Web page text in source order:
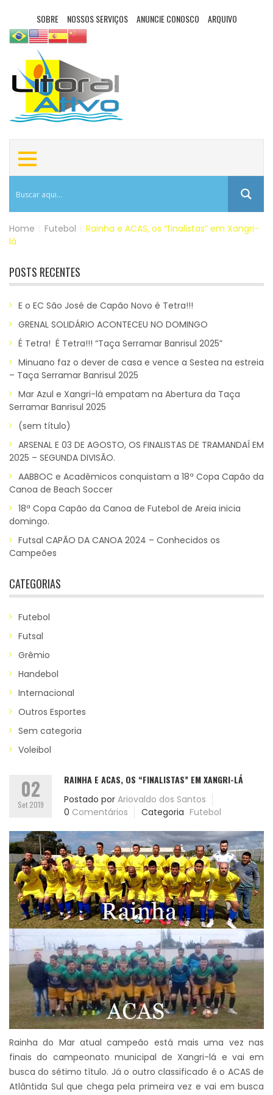
SOBRE NOSSOS SERVIÇOS ANUNCIE CONOSCO ARQUIVO
Home Futebol
Rainha e ACAS, os “finalistas” em Xangri-
lá
POSTS RECENTES
E o EC São José de Capão Novo é Tetra!!!
GRENAL SOLIDÁRIO ACONTECEU NO DOMINGO
É Tetra! É Tetra!!! “Taça Serramar Banrisul 2025”
Minuano faz o dever de casa e vence a Sestea na estreia
– Taça Serramar Banrisul 2025
Mar Azul e Xangri-lá empatam na Abertura da Taça
Serramar Banrisul 2025
(sem título)
ARSENAL E 03 DE AGOSTO, OS FINALISTAS DE TRAMANDAÍ EM
2025 – SEGUNDA DIVISÃO.
AABBOC e Acadêmicos conquistam a 18ª Copa Capão da
Canoa de Beach Soccer
18ª Copa Capão da Canoa de Futebol de Areia inicia
domingo.
Futsal CAPÃO DA CANOA 2024 – Conhecidos os
Campeões
CATEGORIAS
Futebol
Futsal
Grêmio
Handebol
Internacional
Outros Esportes
Sem categoria
Voleibol
02
Set 2019
RAINHA E ACAS, OS “FINALISTAS” EM XANGRI-LÁ
Postado por Ariovaldo dos Santos
0 Comentários Categoria Futebol
Rainha do Mar atual campeão está mais uma vez nas
finais do campeonato municipal de Xangri-lá e vai em
busca do sétimo título. Já o outro classificado é o ACAS de
Atlântida Sul que chega pela primeira vez e vai em busca